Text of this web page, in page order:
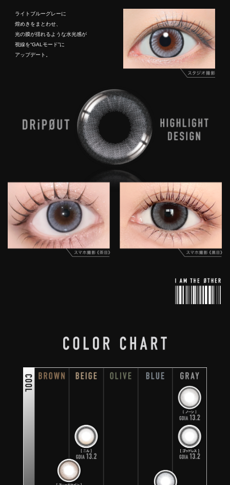
ライトブルーグレーに
煌めきをまとわせ、
光の膜が揺れるような水光感が
視線を“GALモード”に
アップデート。